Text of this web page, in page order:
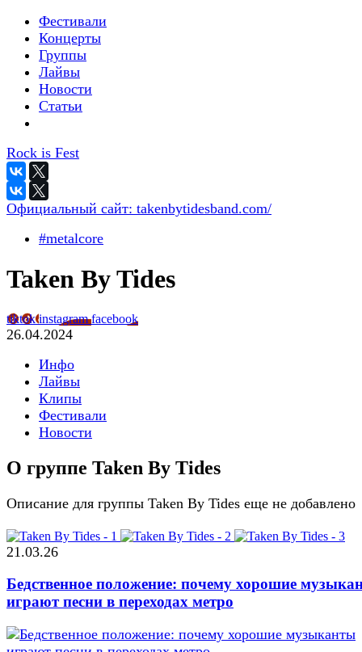
Фестивали
Концерты
Группы
Лайвы
Новости
Статьи
Rock is Fest
Официальный сайт: takenbytidesband.com/
#metalcore
Taken By Tides
tiktokinstagramfacebook
26.04.2024
Инфо
Лайвы
Клипы
Фестивали
Новости
О группе Taken By Tides
Описание для группы Taken By Tides еще не добавлено
21.03.26
Бедственное положение: почему хорошие
играют песни в переходах метро